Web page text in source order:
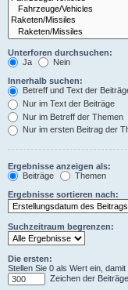
Unterforen durchsuchen:
Ja
Nein
Innerhalb suchen:
Betreff und Text der
Nur im Text der Beiträge
Nur im Betreff der Themen
Nur im ersten Beitrag der
Ergebnisse anzeigen als:
Beiträge
Themen
Ergebnisse sortieren nach:
Suchzeitraum begrenzen:
Die ersten:
Stellen Sie 0 als Wert ein,
Zeichen der